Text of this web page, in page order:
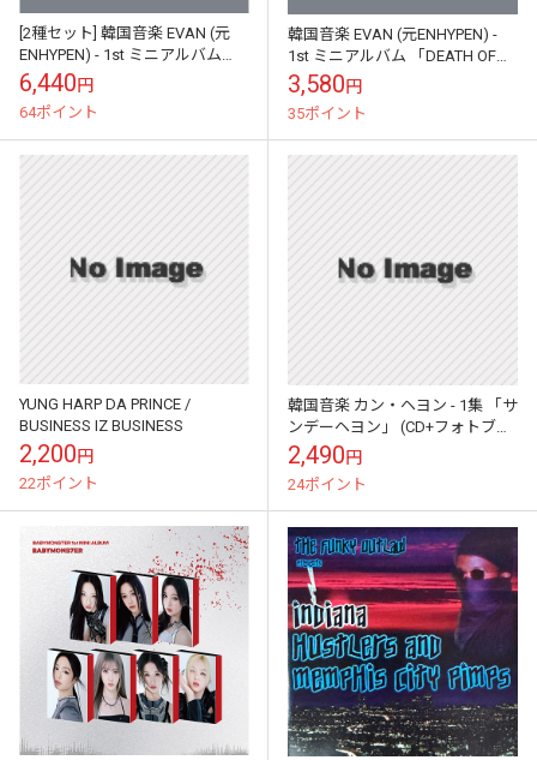
[2種セット] 韓国音楽 EVAN (元
ENHYPEN) - 1st ミニアルバム
「DEATH OF ME」 (バージョン2
種セ...
6,440円
64ポイント
韓国音楽 EVAN (元ENHYPEN) -
1st ミニアルバム 「DEATH OF
ME」 (ランダム発送)
3,580円
35ポイント
YUNG HARP DA PRINCE /
BUSINESS IZ BUSINESS
2,200円
22ポイント
韓国音楽 カン・ヘヨン - 1集 「サ
ンデーヘヨン」 (CD+フォトブッ
ク40P+フォトカード1種+ステッ
カー1種)
2,490円
24ポイント